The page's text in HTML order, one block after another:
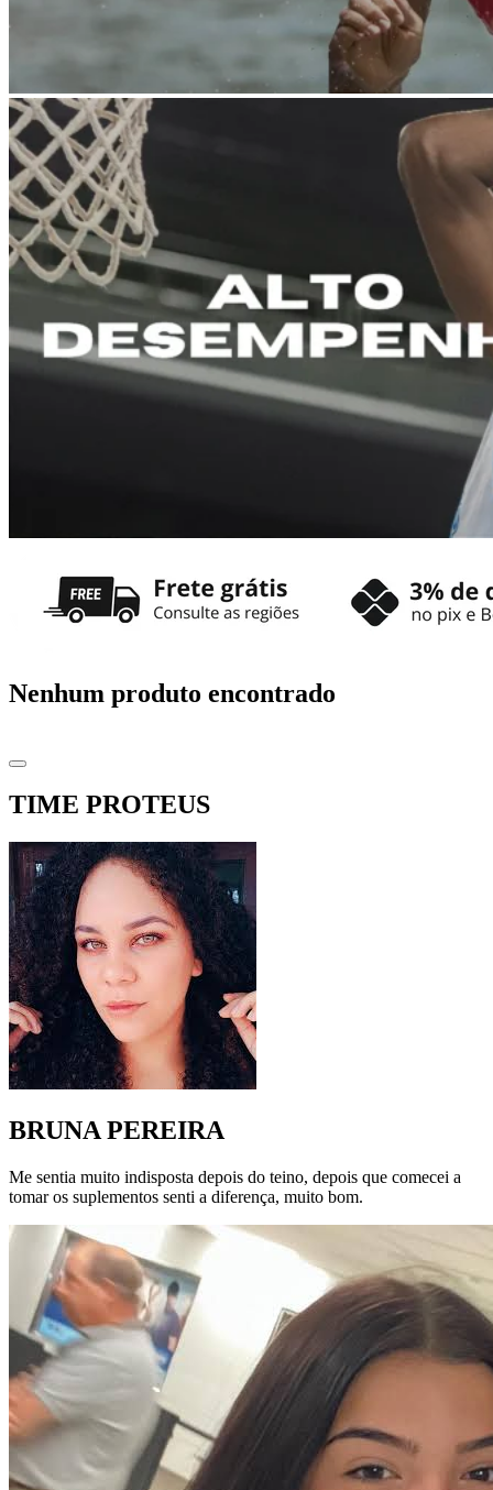
Nenhum produto encontrado
TIME PROTEUS
BRUNA PEREIRA
Me sentia muito indisposta depois do teino, depois que comecei a
tomar os suplementos senti a diferença, muito bom.